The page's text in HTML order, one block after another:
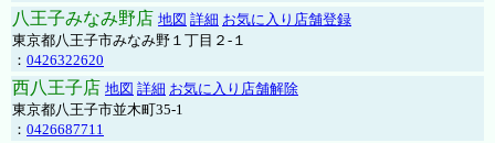
八王子みなみ野店 地図 詳細 お気に入り店舗登録
東京都八王子市みなみ野１丁目２-１
： 0426322620
西八王子店 地図 詳細 お気に入り店舗解除
東京都八王子市並木町35-1
： 0426687711